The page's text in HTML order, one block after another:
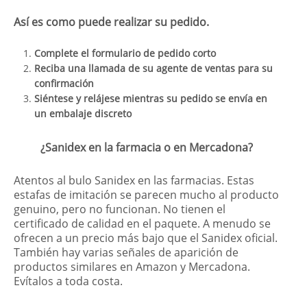
Así es como puede realizar su pedido.
Complete el formulario de pedido corto
Reciba una llamada de su agente de ventas para su
confirmación
Siéntese y relájese mientras su pedido se envía en
un embalaje discreto
¿Sanidex en la farmacia o en Mercadona?
Atentos al bulo Sanidex en las farmacias. Estas
estafas de imitación se parecen mucho al producto
genuino, pero no funcionan. No tienen el
certificado de calidad en el paquete. A menudo se
ofrecen a un precio más bajo que el Sanidex oficial.
También hay varias señales de aparición de
productos similares en Amazon y Mercadona.
Evítalos a toda costa.